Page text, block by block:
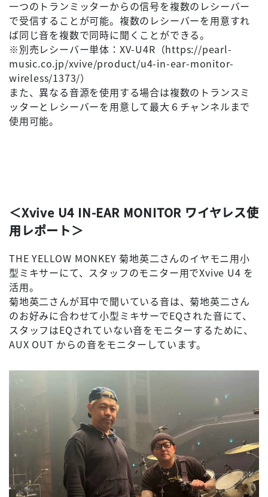
一つのトランミッターからの信号を複数のレシーバー
で受信することが可能。複数のレシーバーを用意すれ
ば同じ音を複数で同時に聞くことができる。
※別売レシーバー単体：XV-U4R（https://pearl-
music.co.jp/xvive/product/u4-in-ear-monitor-
wireless/1373/）
また、異なる音源を使用する場合は複数のトランスミ
ッターとレシーバーを用意して最大６チャンネルまで
使用可能。
＜Xvive U4 IN-EAR MONITOR ワイヤレス使
用レポート＞
THE YELLOW MONKEY 菊地英二さんのイヤモニ用小
型ミキサーにて、スタッフのモニター用でXvive U4 を
活用。
菊地英二さんが耳中で聞いている音は、菊地英二さん
のお好みに合わせて小型ミキサーでEQされた音にて、
スタッフはEQされていない音をモニターするために、
AUX OUT からの音をモニターしています。